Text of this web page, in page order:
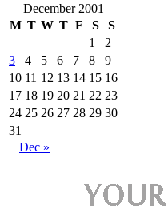
December 2001
M T W T F S
S
1
2
3
4 5 6 7 8
9
10 11 12 13 14 15 16
17 18 19 20 21 22 23
24 25 26 27 28 29 30
31
Dec »